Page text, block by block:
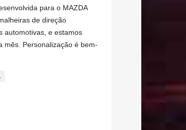
para o MAZDA
de direção
automotivas, e estamos
mês. Personalização é bem-